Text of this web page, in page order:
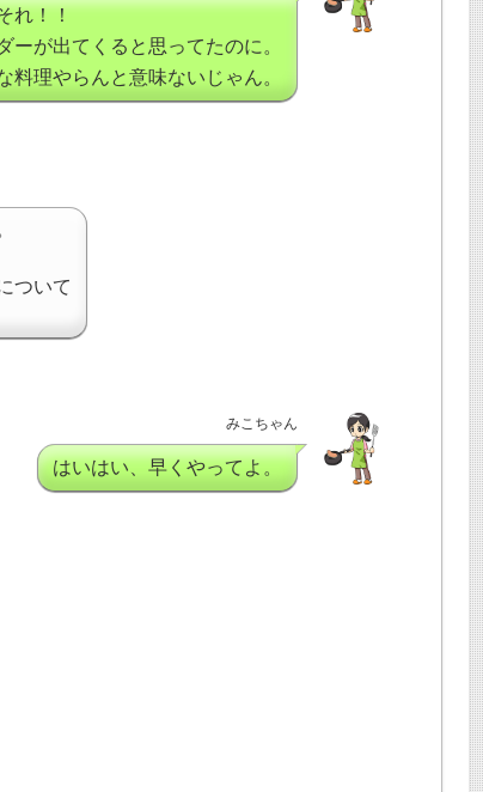
れ！！
ーが出てくると思ってたのに。
料理やらんと意味ないじゃん。
ついて
みこちゃん
はいはい、早くやってよ。